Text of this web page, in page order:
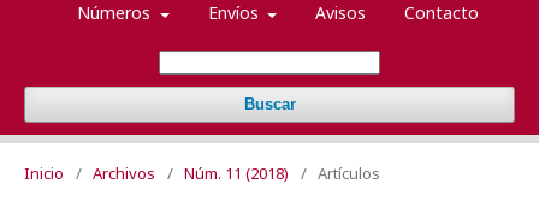
Números Envíos Avisos Contacto
Buscar
Inicio / Archivos / Núm. 11 (2018) / Artículos